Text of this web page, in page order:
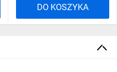
DO KOSZYKA